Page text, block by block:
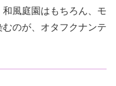
風庭園はもちろん、モ
のが、オタフクナンテ